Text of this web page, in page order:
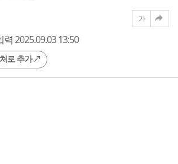
력 2025.09.03 13:50
로 추가
가